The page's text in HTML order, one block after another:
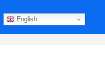
English